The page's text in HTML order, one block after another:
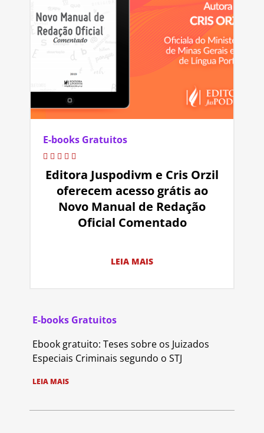
E-books Gratuitos
Editora Juspodivm e Cris Orzil
oferecem acesso grátis ao
Novo Manual de Redação
Oficial Comentado
LEIA MAIS
E-books Gratuitos
Ebook gratuito: Teses sobre os Juizados
Especiais Criminais segundo o STJ
LEIA MAIS